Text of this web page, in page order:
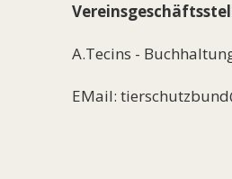
A.Tecins -
EMail: